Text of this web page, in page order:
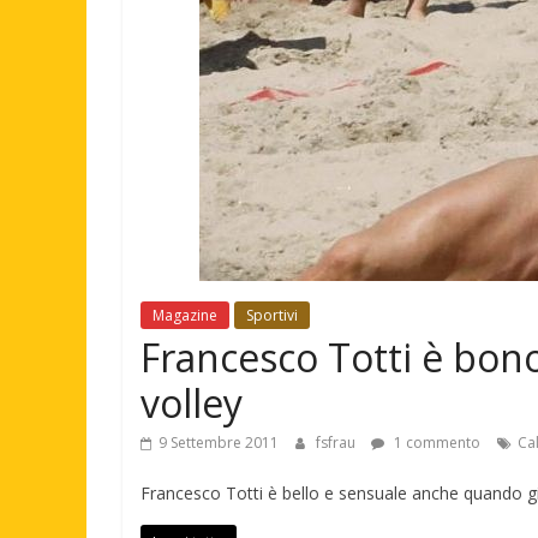
Magazine Sportivi
Francesco Totti è
volley
9 Settembre 2011 fsfrau 1 commento
Francesco Totti è bello e sensuale anche quando